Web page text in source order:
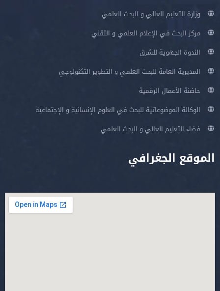
وزارة التعليم العالي و البحث العلمي
مركز البحث في الإعلام العلمي و التقني
الندوة الجهوية للشرق
المديرية العامة للبحث العلمي و التطوير التكنولوجي
حاضنة الأعمال الرقمية
الوكالة الموضوعاتية للبحث في العلوم الإنسانية و الإجتماعية
فضاء التعليم العالي و البحث العلمي
الموقع الجغرافي